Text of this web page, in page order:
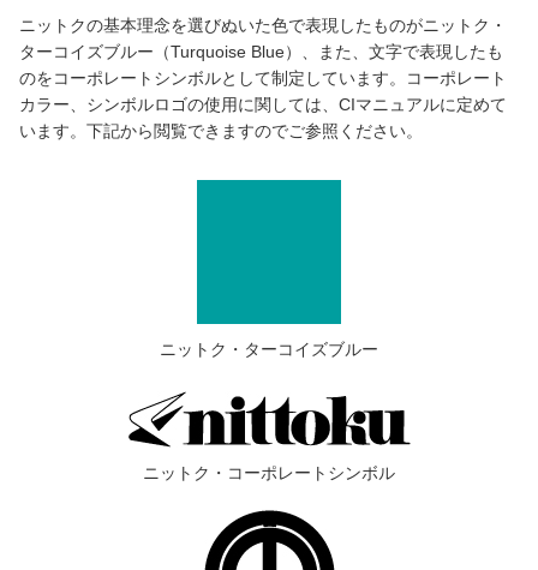
ニットクの基本理念を選びぬいた色で表現したものがニットク・
ターコイズブルー（Turquoise Blue）、また、文字で表現したも
のをコーポレートシンボルとして制定しています。コーポレート
カラー、シンボルロゴの使用に関しては、CIマニュアルに定めて
います。下記から閲覧できますのでご参照ください。
ニットク・ターコイズブルー
ニットク・コーポレートシンボル